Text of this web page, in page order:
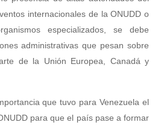
internacionales de la ONUDD o
especializados, se debe
administrativas que pesan sobre
de la Unión Europea, Canadá y
que tuvo para Venezuela el
para que el país pase a formar